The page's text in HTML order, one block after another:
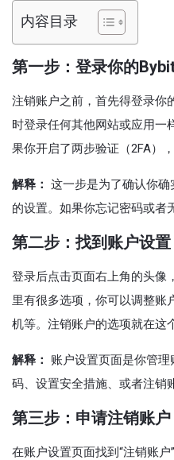
内容目录
第一步：登录你的
注销账户之前，首先得登录你
时登录任何其他网站或应用一
果你开启了两步验证（2FA）
解释： 这一步是为了确认你
的设置。如果你忘记密码或者
第二步：找到账户设置
登录后点击页面右上角的头像
里有很多选项，你可以调整账
机等。注销账户的选项就在这
解释：
账户设置页面是你管
码、设置安全措施、或者注销
第三步：申请注销账户
在账户设置页面找到“注销账